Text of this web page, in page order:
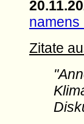
namens
Zitate